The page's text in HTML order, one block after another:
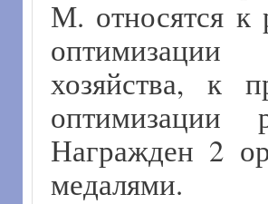
М. относятся к
оптимизации
хозяйства, к
оптимизации
Награжден 2
медалями.